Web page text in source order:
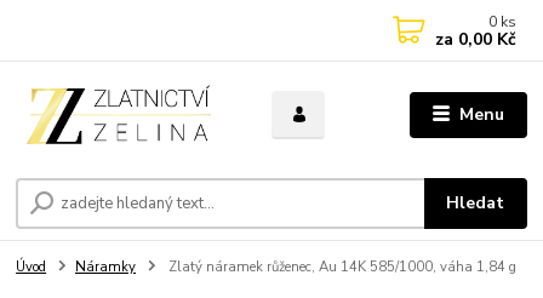
Menu
Hledat
0 ks
za 0,00 Kč
Úvod Náramky Zlatý náramek růženec, Au 14K 585/1000, váha 1,84 g